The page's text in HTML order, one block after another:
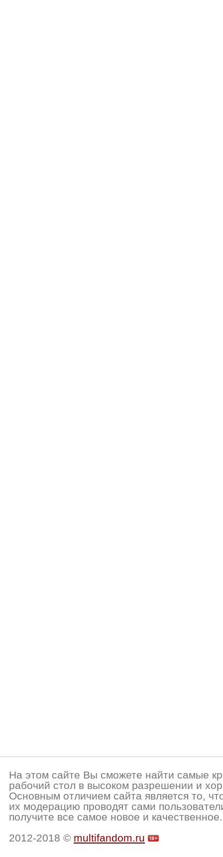
На этом сайте Вы сможете найти самые
рабочий стол в высоком разрешении и
Основным отличием сайта является то,
их модерацию проводят сами
получите все самое новое и качественное.
2012-2018 © multifandom.ru